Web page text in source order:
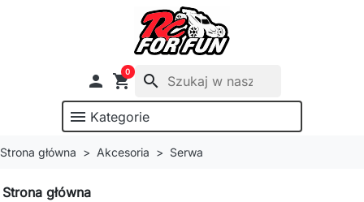
 shopping_cart
0
search
menu Kategorie
Strona główna Akcesoria Serwa
Strona główna